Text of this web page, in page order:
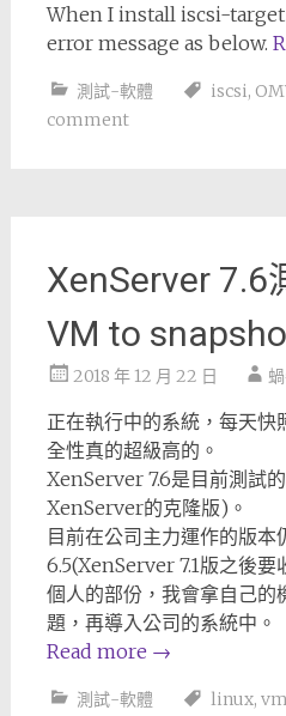
When I install iscsi-
error message as below.
測試-軟體 iscsi,
comment
XenServer 7.6
VM to
2018 年 12 月 22 日
正在執行中的系統，每天快
全性真的超級高的。
XenServer 7.6是目前測試
XenServer的克隆版)。
目前在公司主力運作的版
6.5(XenServer 7.1版之後要
個人的部份，我會拿自己的
題，再導入公司的系統中。
Read more →
測試-軟體 linux, vm